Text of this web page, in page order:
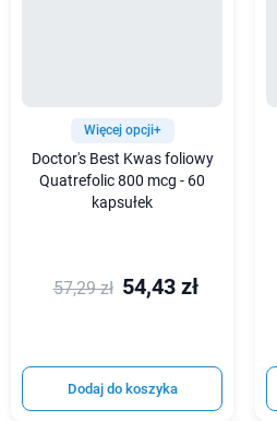
Więcej opcji+
Doctor's Best Kwas foliowy
Quatrefolic 800 mcg - 60
kapsułek
57,29 zł 54,43 zł
Dodaj do koszyka